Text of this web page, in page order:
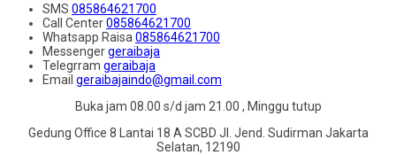
SMS 085864621700
Call Center085864621700
Whatsapp Raisa 085864621700
Messengergeraibaja
Telegrram geraibaja
Email geraibajaindo@gmail.com
Buka jam 08.00 s/d jam 21.00 , Minggu tutup
Gedung Office 8 Lantai 18 A SCBD Jl. Jend. Sudirman Jakarta
Selatan, 12190